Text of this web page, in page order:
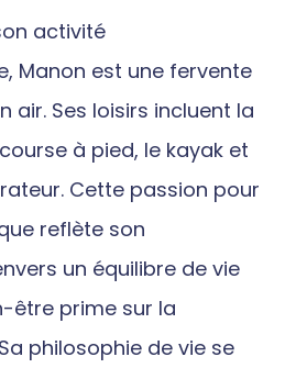
activité
Manon est une fervente
air. Ses loisirs incluent la
à pied, le kayak et
Cette passion pour
reflète son
un équilibre de vie
être prime sur la
philosophie de vie se